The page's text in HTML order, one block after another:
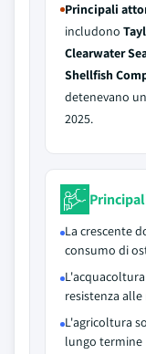
Principali
includono
Clearwater
Shellfish
detenevano
2025.
La crescente
consumo di
resistenza
L'agricoltura
lungo termine